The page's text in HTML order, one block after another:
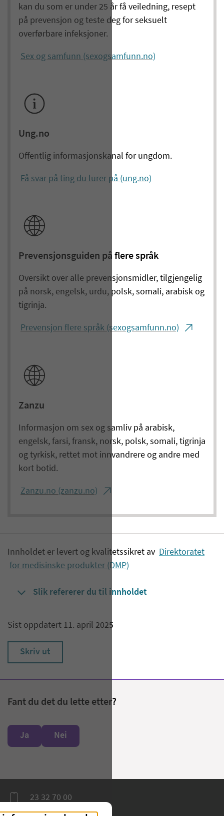
kan du som er under 25 år få veiledning, resept
på prevensjon og teste deg for seksuelt
overførbare infeksjoner.
Sex og samfunn (sexogsamfunn.no)
Ung.no
Offentlig informasjonskanal for ungdom.
Få svar på ting du lurer på (ung.no)
Prevensjonsguiden på flere språk
Oversikt over alle prevensjonsmidler, tilgjengelig
på norsk, engelsk, urdu, polsk, somali, arabisk og
tigrinja.
Prevensjon flere språk (sexogsamfunn.no)
Zanzu
Informasjon om sex og samliv på arabisk,
engelsk, farsi, fransk, norsk, polsk, somali, tigrinja
og tyrkisk, rettet mot innvandrere og andre med
kort botid.
Zanzu.no (zanzu.no)
Innholdet er levert og kvalitetssikret av Direktoratet
for medisinske produkter (DMP)
Slik refererer du til innholdet
Sist oppdatert 11. april 2025
Skriv ut
Fant du det du lette etter?
Ja Nei